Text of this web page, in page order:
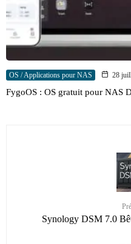
OS / Applications pour NAS 28
FygoOS : OS gratuit pour NAS
Synology DSM 7.0